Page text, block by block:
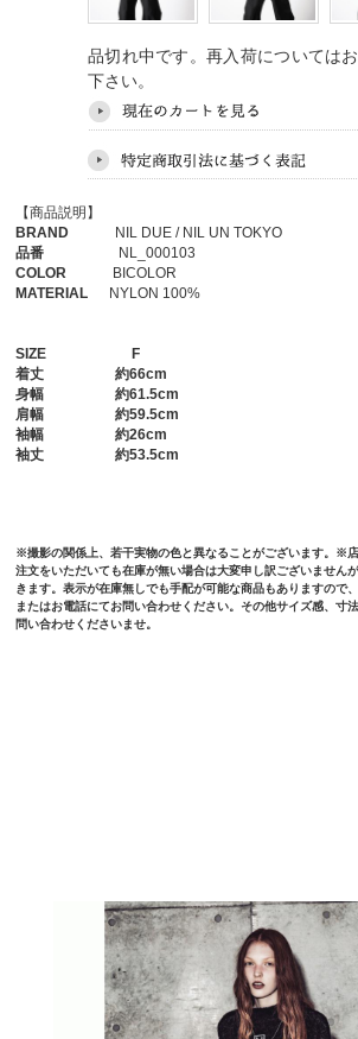
品切れ中です。再入荷については
下さい。
【商品説明】
BRAND NIL DUE / NIL UN TOKYO
品番 NL_000103
COLOR BICOLOR
MATERIAL NYLON 100%
SIZE
F
着丈 約66cm
身幅 約61.5cm
肩幅 約59.5cm
袖幅 約26cm
袖丈 約53.5cm
※撮影の関係上、若干実物の色と異なることがございます。※
注文をいただいても在庫が無い場合は大変申し訳ございません
きます。表示が在庫無しでも手配が可能な商品もありますので
またはお電話にてお問い合わせください。その他サイズ感、寸
問い合わせくださいませ。